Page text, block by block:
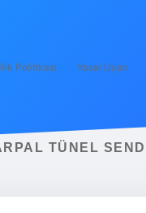
Politikası Yasal Uyarı
TÜNEL